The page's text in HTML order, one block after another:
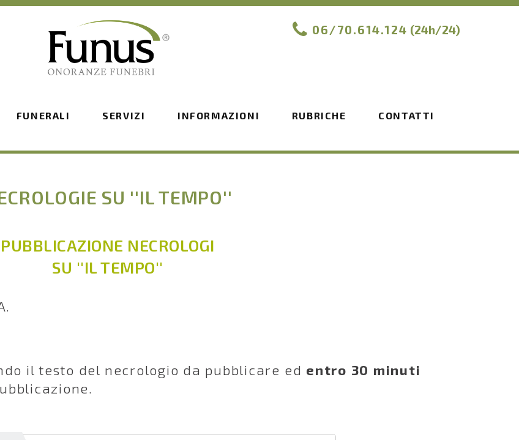
06/70.614.124 (24h/24)
FUNERALI SERVIZI INFORMAZIONI RUBRICHE CONTATTI
SU ''IL TEMPO''
PUBBLICAZIONE NECROLOGI
SU ''IL TEMPO''
il testo del necrologio da pubblicare ed entro 30 minuti